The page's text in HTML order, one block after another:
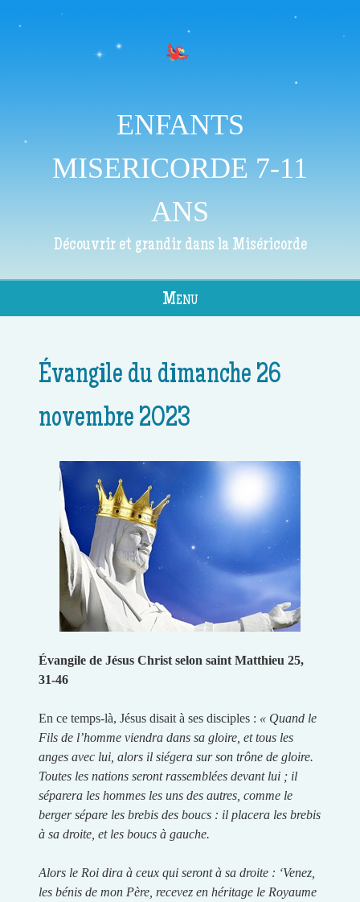
ENFANTS
MISERICORDE 7-11
ANS
Découvrir et grandir dans la Miséricorde
Menu
Évangile du dimanche 26
novembre 2023
Évangile de Jésus Christ selon saint Matthieu 25,
31-46
En ce temps-là, Jésus disait à ses disciples : « Quand le
Fils de l’homme viendra dans sa gloire, et tous les
anges avec lui, alors il siégera sur son trône de gloire.
Toutes les nations seront rassemblées devant lui ; il
séparera les hommes les uns des autres, comme le
berger sépare les brebis des boucs : il placera les brebis
à sa droite, et les boucs à gauche.
Alors le Roi dira à ceux qui seront à sa droite : ‘Venez,
les bénis de mon Père, recevez en héritage le Royaume